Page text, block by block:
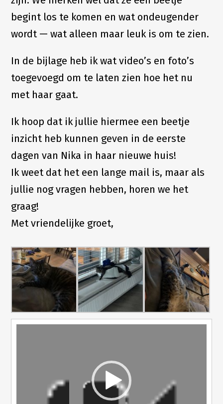
begint los te komen en wat ondeugender
wordt — wat alleen maar leuk is om te zien.
In de bijlage heb ik wat video’s en foto’s
toegevoegd om te laten zien hoe het nu
met haar gaat.
Ik hoop dat ik jullie hiermee een beetje
inzicht heb kunnen geven in de eerste
dagen van Nika in haar nieuwe huis!
Ik weet dat het een lange mail is, maar als
jullie nog vragen hebben, horen we het
graag!
Met vriendelijke groet,